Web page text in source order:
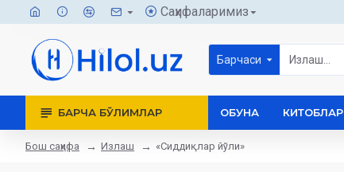
Саҳифаларимиз
Барчаси
БАРЧА БЎЛИМЛАР ОБУНА КИТОБЛАР
Бош саҳифа Излаш «Сиддиқлар йўли»